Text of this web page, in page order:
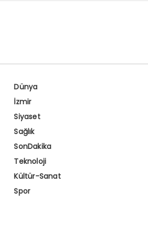
Dünya
İzmir
Siyaset
Sağlık
SonDakika
Teknoloji
Kültür-Sanat
Spor